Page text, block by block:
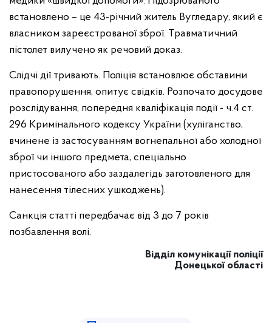
встановлено – це 43-річний житель Вугледару, який є
власником зареєстрованої зброї. Травматичний
пістолет вилучено як речовий доказ.
Слідчі дії тривають. Поліція встановлює обставини
правопорушення, опитує свідків. Розпочато досудове
розслідування, попередня кваліфікація події - ч.4 ст.
296 Кримінального кодексу України (хуліганство,
вчинене із застосуванням вогнепальної або холодної
зброї чи іншого предмета, спеціально
пристосованого або заздалегідь заготовленого для
нанесення тілесних ушкоджень).
Санкція статті передбачає від 3 до 7 років
позбавлення волі.
Відділ комунікації поліції
Донецької області